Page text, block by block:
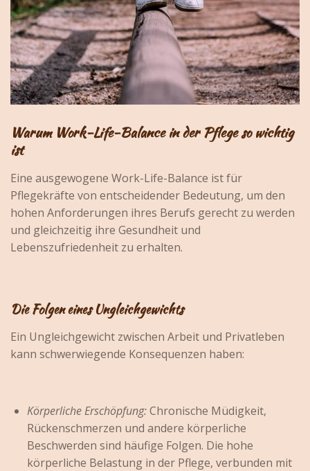
Warum Work-Life-Balance in der Pflege so wichtig
ist
Eine ausgewogene Work-Life-Balance ist für
Pflegekräfte von entscheidender Bedeutung, um den
hohen Anforderungen ihres Berufs gerecht zu werden
und gleichzeitig ihre Gesundheit und
Lebenszufriedenheit zu erhalten.
Die Folgen eines Ungleichgewichts
Ein Ungleichgewicht zwischen Arbeit und Privatleben
kann schwerwiegende Konsequenzen haben:
Körperliche Erschöpfung:Chronische Müdigkeit,
Rückenschmerzen und andere körperliche
Beschwerden sind häufige Folgen. Die hohe
körperliche Belastung in der Pflege, verbunden mit